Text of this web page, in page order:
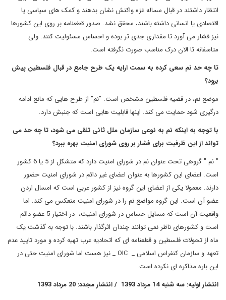
انتظار داشتند در قبال مساله غزه واکنش نشان بدهند و کمک های سیاسی یا
اقتصادی یا انسانی داشته باشند، محقق نشد. صدور قطعنامه بر روی این کشورها
نیز فشار می آورد تا مقداری جدی تر بوده و احساس مسئولیت کنند. ولی
متاسفانه تا الان درک مناسب صورت نگرفته است.
تا چه حد نم سعی کرده به سمت ارایه یک طرح جامع در قبال فلسطین پیش
برود؟
موضع نم، در قضیه فلسطین مشخص است. "نم" از طرح هایی که مانع ادامه
درگیری شود حمایت می کند. اینها قابلیت هایی است که جنبش دارد.
با توجه به اینکه نم به نوعی سازمان ملل ثانی تلقی می شود، تا چه حد می
تواند از این ظرفیت برای فشار بر روی شورای امنیت بهره ببرد؟
" نم " گروهی تحت عنوان نم در شورای امنیت دارد که متشکل از 5 یا 6 کشور
است. اعضای این کشورها به عنوان اعضای غیر دائم در شورای امنیت حضور
دارند. معمولا یکی از اعضای این گروه نیز از کشور عربی است که امسال اردن
عضو آن است. این گروه مواضع نم را در شورای امنیت منعکس می کند. اما
واقعیت آن است که مسایل حساس در شورای امنیت، در اختیار 5 عضو دائم
است و کشورهای ناظر نمی توانند چندان اثرگذار باشند. با توجه به گذشت یک
ماه از تحولات فلسطین و قطعنامه ای که اتحادیه عرب تهیه کرده و مورد تایید عدم
تعهد و سازمان کنفراس اسلامی _ OIC_ نیز هست اما شورای امنیت حتی در
این باره مذاکره ای نکرده است.
انتشار اولیه: سه شنبه 14 مرداد 1393 / انتشار مجدد: 20 مرداد 1393